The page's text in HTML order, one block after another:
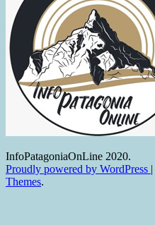
InfoPatagoniaOnLine 2020.
Proudly powered by WordPress |
Themes.